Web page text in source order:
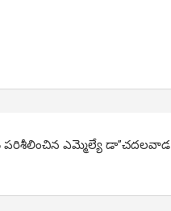
పరిశీలించిన ఎమ్మెల్యే డా”చదలవాడ